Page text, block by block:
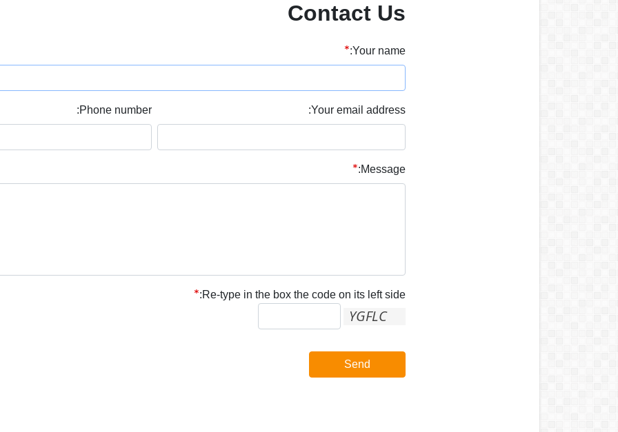
Contact Us
Your name:
Your email address:
Phone number:
Message:
Re-type in the box the code on its left side:
Send